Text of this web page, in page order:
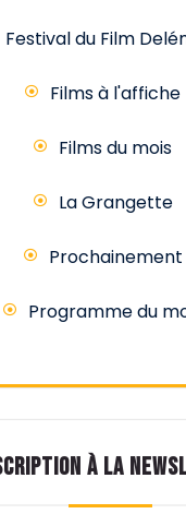
Festival du Film
Films à l'affiche
Films du mois
La Grangette
Prochainement
Programme du
À LA